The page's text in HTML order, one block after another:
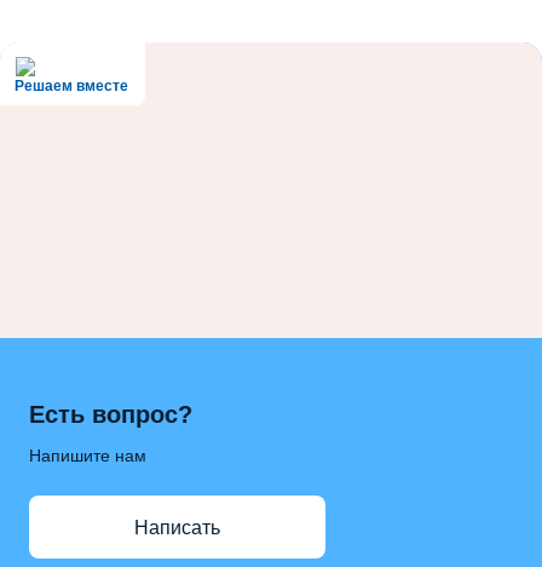
Решаем вместе
Есть вопрос?
Напишите нам
Написать